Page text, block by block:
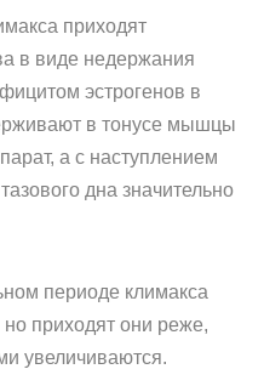
приходят
в виде недержания
эстрогенов в
в тонусе мышцы
а с наступлением
дна значительно
периоде климакса
приходят они реже,
увеличиваются.